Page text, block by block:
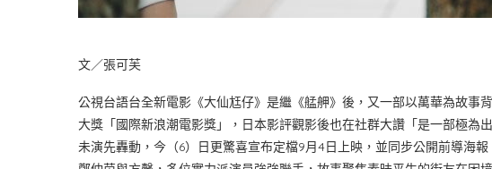
文／張可芙
公視台語台全新電影《大仙尪仔》是繼《艋舺》後，又一部以萬華為故事
大獎「國際新浪潮電影獎」，日本影評觀影後也在社群大讚「是一部極為
未演先轟動，今（6）日更驚喜宣布定檔9月4日上映，並同步公開前導海